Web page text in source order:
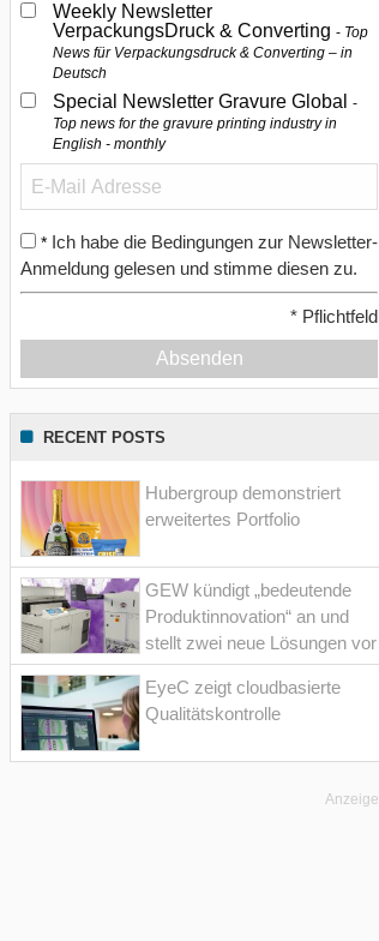
Weekly Newsletter
VerpackungsDruck & Converting Top
News für Verpackungsdruck & Converting – in
Deutsch
Special Newsletter Gravure Global
Top news for the gravure printing industry in
English - monthly
* Ich habe die Bedingungen zur Newsletter-
Anmeldung gelesen und stimme diesen zu.
* Pflichtfeld
Absenden
RECENT POSTS
Hubergroup demonstriert
erweitertes Portfolio
GEW kündigt „bedeutende
Produktinnovation“ an und
stellt zwei neue Lösungen vor
EyeC zeigt cloudbasierte
Qualitätskontrolle
Anzeige